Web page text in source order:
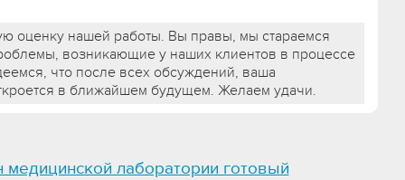
оценку нашей работы. Вы правы, мы стараемся
возникающие у наших клиентов в процессе
что после всех обсуждений, ваша
в ближайшем будущем. Желаем удачи.
медицинской лаборатории готовый